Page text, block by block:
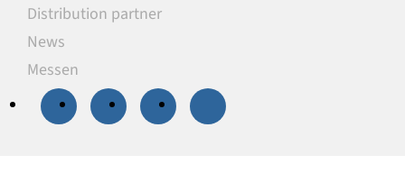
Distribution partner
News
Messen